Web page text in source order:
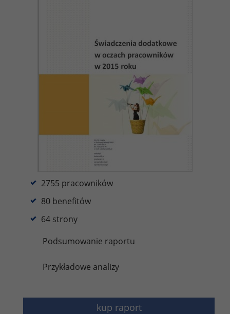
2755 pracowników
80 benefitów
64 strony
Podsumowanie raportu
Przykładowe analizy
kup raport